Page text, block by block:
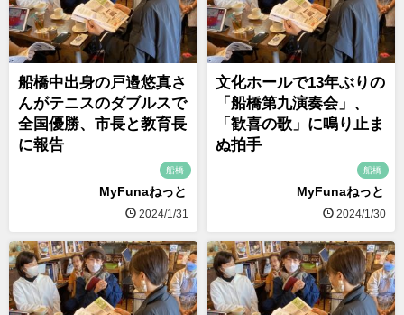
船橋中出身の戸邉悠真さ
んがテニスのダブルスで
全国優勝、市長と教育長
に報告
船橋
MyFunaねっと
2024/1/31
文化ホールで13年ぶりの
「船橋第九演奏会」、
「歓喜の歌」に鳴り止ま
ぬ拍手
船橋
MyFunaねっと
2024/1/30